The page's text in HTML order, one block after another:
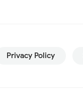
Privacy Policy